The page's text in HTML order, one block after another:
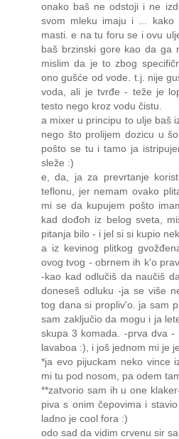
onako baš ne odstoji i ne
svom mleku imaju i ... kako
masti. e na tu foru se i ovu
baš brzinski gore kao da ga
mislim da je to zbog
ono gušće od vode. t.j. nije
voda, ali je tvrđe - teže je
testo nego kroz vodu čistu.
a mixer u principu to ulje baš
nego što prolijem dozicu u
pošto se tu i tamo ja
sleže :)
e, da, ja za prevrtanje
teflonu, jer nemam ovako
mi se da kupujem pošto
kad dođoh iz belog sveta,
pitanja bilo - i jel si si kupio
a iz kevinog plitkog
ovog tvog - obrnem ih k'o
-kao kad odlučiš da naučiš
doneseš odluku -ja se više
tog dana si propliv'o. ja sam
sam zaključio da mogu i ja
skupa 3 komada. -prva dva -
lavaboa :), i još jednom mi je
*ja evo pijuckam neko vince
mi tu pod nosom, pa odem
**zatvorio sam ih u one
piva s onim čepovima i
ladno je cool fora :)
odo sad da vidim crvenu sir